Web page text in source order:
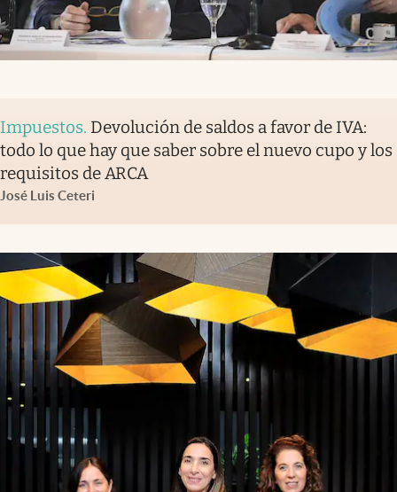
Impuestos. Devolución de saldos a favor de IVA:
todo lo que hay que saber sobre el nuevo cupo y los
requisitos de ARCA
José Luis Ceteri